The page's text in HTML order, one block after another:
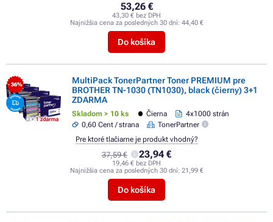
53,26 €
43,30 € bez DPH
Najnižšia cena za posledných 30 dní: 44,40 €
Do košíka
- 36%
MultiPack TonerPartner Toner PREMIUM pre
BROTHER TN-1030 (TN1030), black (čierny) 3+1
ZDARMA
Skladom > 10 ks Čierna
4x1000 strán
0,60 Cent / strana
TonerPartner
37,59 € 23,94 €
19,46 € bez DPH
Najnižšia cena za posledných 30 dní: 21,99 €
Do košíka
Pre ktoré tlačiarne je produkt vhodný?